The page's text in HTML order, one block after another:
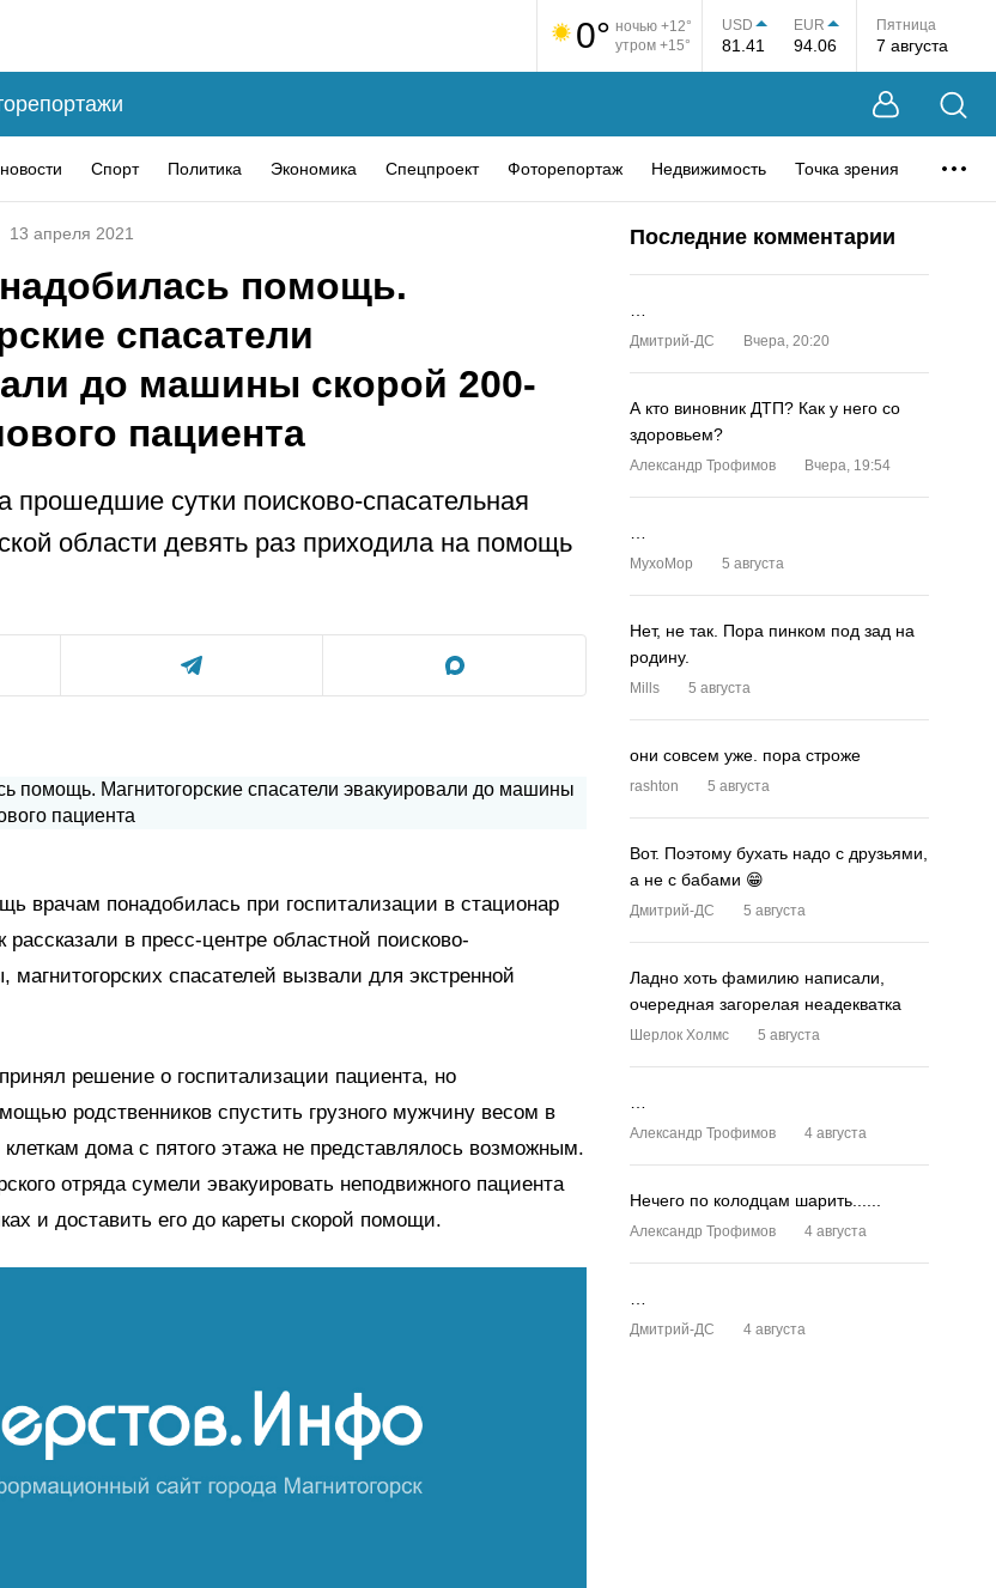
0° ночью +12°
утром +15°
USD
81.41
EUR
94.06
Пятница
7 августа
Спорт Политика Экономика Спецпроект Фоторепортаж Недвижимость Точка зрения
13 апреля 2021
помощь.
спасатели
до машины скорой 200-
пациента
прошедшие сутки поисково-спасательная
области девять раз приходила на помощь
врачам понадобилась при госпитализации в стационар
рассказали в пресс-центре областной поисково-
магнитогорских спасателей вызвали для экстренной
решение о госпитализации пациента, но
родственников спустить грузного мужчину весом в
дома с пятого этажа не представлялось возможным.
отряда сумели эвакуировать неподвижного пациента
и доставить его до кареты скорой помощи.
Последние комментарии
Дмитрий-ДС Вчера, 20:20
А кто виновник ДТП? Как у него со
здоровьем?
Александр Трофимов Вчера, 19:54
MyxoMop 5 августа
Нет, не так. Пора пинком под зад на
родину.
Mills 5 августа
они совсем уже. пора строже
rashton 5 августа
Вот. Поэтому бухать надо с друзьями,
а не с бабами 😁
Дмитрий-ДС 5 августа
Ладно хоть фамилию написали,
очередная загорелая неадекватка
Шерлок Холмс 5 августа
Александр Трофимов 4 августа
Нечего по колодцам шарить......
Александр Трофимов 4 августа
Дмитрий-ДС 4 августа